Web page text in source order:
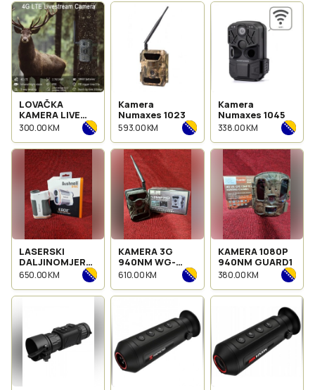
LOVAČKA
KAMERA LIVE
STREAM
300.00 KM
Kamera
Numaxes 1023
593.00 KM
Kamera
Numaxes 1045
338.00 KM
LASERSKI
DALJINOMJER
DISCGOLF
6X24MM SPORT
850
650.00 KM
KAMERA 3G
940NM WG-
890WG
610.00 KM
KAMERA 1080P
940NM GUARD1
380.00 KM